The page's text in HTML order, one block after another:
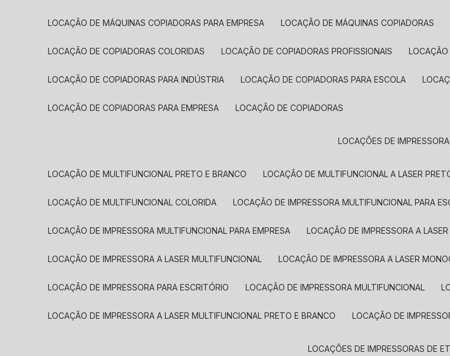
LOCAÇÃO DE MÁQUINAS COPIADORAS PARA EMPRESA LOCAÇÃO DE MÁQUINAS COPIADORAS
LOCAÇÃO DE COPIADORAS COLORIDAS LOCAÇÃO DE COPIADORAS PROFISSIONAIS
LOCAÇÃO DE COPIADORAS PARA INDÚSTRIA LOCAÇÃO DE COPIADORAS PARA ESCOLA
LOCAÇÃO DE COPIADORAS PARA EMPRESA LOCAÇÃO DE COPIADORAS
LOCAÇÕES DE
LOCAÇÃO DE MULTIFUNCIONAL PRETO E BRANCO LOCAÇÃO DE MULTIFUNCIONAL A LASER
LOCAÇÃO DE MULTIFUNCIONAL COLORIDA LOCAÇÃO DE IMPRESSORA MULTIFUNCIONAL PARA
LOCAÇÃO DE IMPRESSORA MULTIFUNCIONAL PARA EMPRESA LOCAÇÃO DE IMPRESSORA A
LOCAÇÃO DE IMPRESSORA A LASER MULTIFUNCIONAL LOCAÇÃO DE IMPRESSORA A LASER
LOCAÇÃO DE IMPRESSORA PARA ESCRITÓRIO LOCAÇÃO DE IMPRESSORA MULTIFUNCIONAL
LOCAÇÃO DE IMPRESSORA A LASER MULTIFUNCIONAL PRETO E BRANCO LOCAÇÃO DE
LOCAÇÕES DE IMPRESSORAS DE